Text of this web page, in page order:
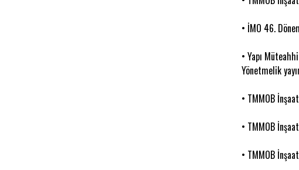
• İMO 46.
• Yapı
Yönetmelik
• TMMOB
• TMMOB
• TMMOB